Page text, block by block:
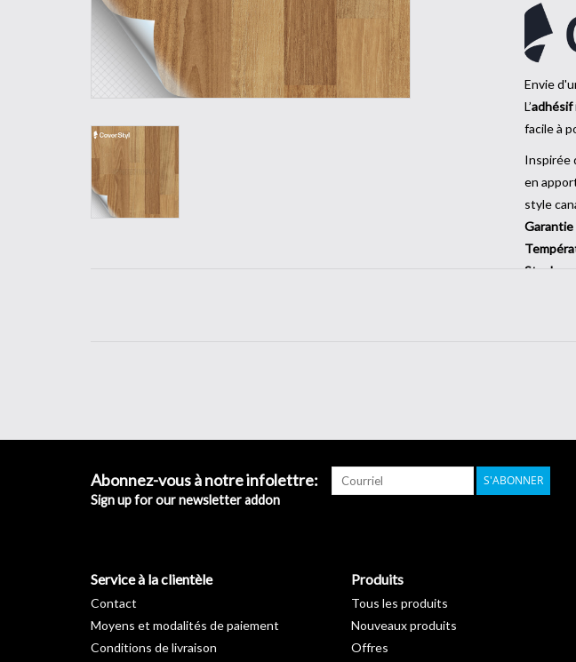
Envie
L’adhésif
facile à
Inspirée
en
style
Garantie
Abonnez-vous à notre infolettre:
Sign up for our newsletter addon
S'ABONNER
Service à la clientèle
Contact
Moyens et modalités de paiement
Conditions de livraison
Produits
Tous les produits
Nouveaux produits
Offres